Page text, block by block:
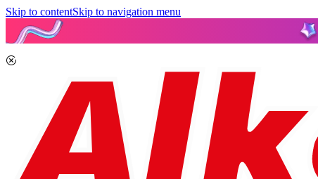
Skip to contentSkip to navigation menu